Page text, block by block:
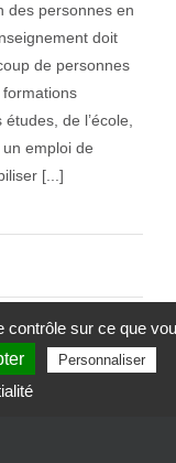
des personnes en
doit
de personnes
formations
de l’école,
emploi de
[...]
contrôle sur ce que
Personnaliser